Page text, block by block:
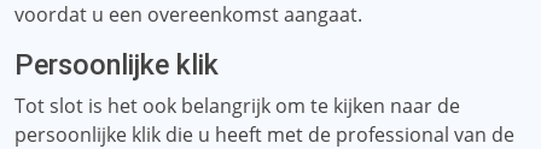
voordat u een overeenkomst aangaat.
Persoonlijke klik
Tot slot is het ook belangrijk om te kijken naar de
persoonlijke klik die u heeft met de professional van de